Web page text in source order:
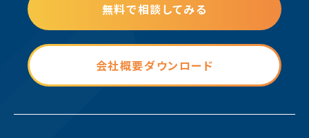
無料で相談してみる
会社概要ダウンロード